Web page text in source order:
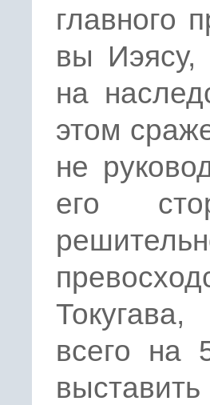
главного
вы Иэясу,
на
этом
не
его
всего на